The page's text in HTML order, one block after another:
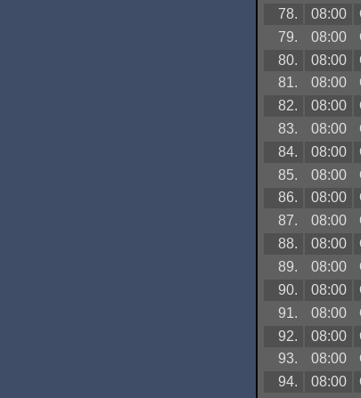
78.
08:00
79.
08:00
80.
08:00
81.
08:00
82.
08:00
83.
08:00
84.
08:00
85.
08:00
86.
08:00
87.
08:00
88.
08:00
89.
08:00
90.
08:00
91.
08:00
92.
08:00
93.
08:00
94.
08:00